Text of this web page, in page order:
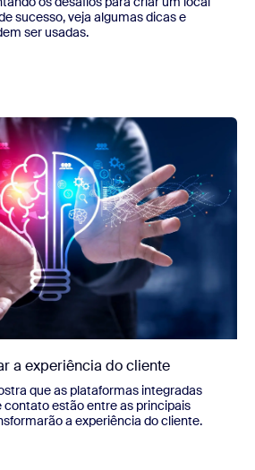
sucesso, veja algumas dicas e
ser usadas.
a experiência do cliente
que as plataformas integradas
contato estão entre as principais
a experiência do cliente.